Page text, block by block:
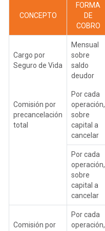
CONCEPTO
FORMA
DE
COBRO
Cargo por
Seguro de Vida
Mensual
sobre
saldo
deudor
Comisión por
precancelación
total
Por cada
operación,
sobre
capital a
cancelar
Por cada
operación,
sobre
capital a
cancelar
Comisión por
Por cada
operación,